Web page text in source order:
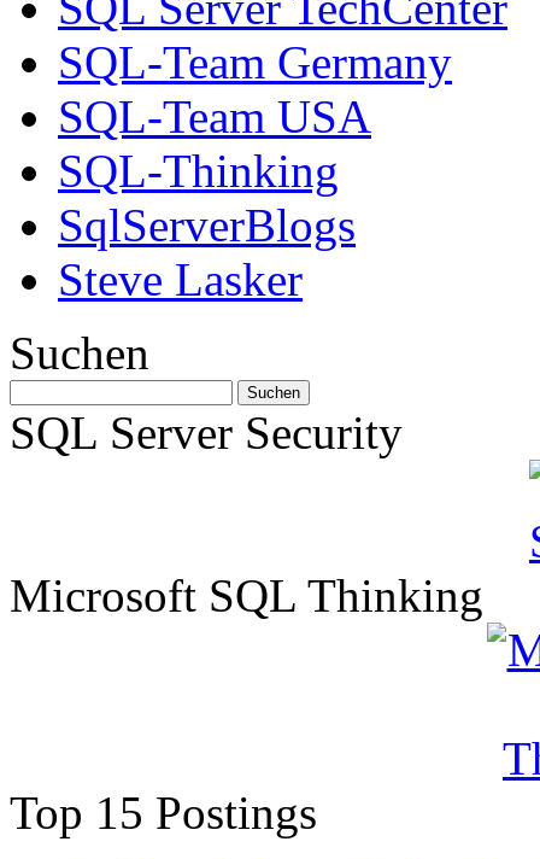
SQL-Team Germany
SQL-Team USA
SQL-Thinking
SqlServerBlogs
Steve Lasker
Suchen
SQL Server Security
Microsoft SQL Thinking
Top 15 Postings